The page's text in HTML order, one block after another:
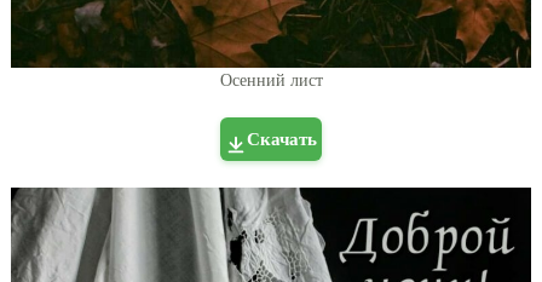
Осенний лист
Скачать